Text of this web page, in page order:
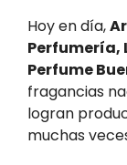
Hoy en día,
Perfumería,
Perfume
fragancias
logran
muchas